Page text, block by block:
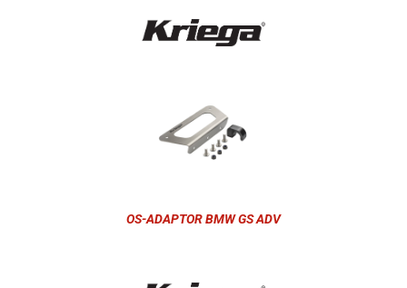
OS-ADAPTOR BMW GS ADV